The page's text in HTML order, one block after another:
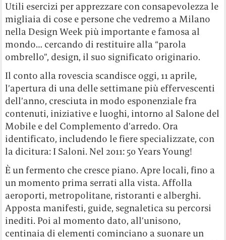
Utili esercizi per apprezzare con consapevolezza le
migliaia di cose e persone che vedremo a Milano
nella Design Week più importante e famosa al
mondo… cercando di restituire alla “parola
ombrello”, design, il suo significato originario.
Il conto alla rovescia scandisce oggi, 11 aprile,
l’apertura di una delle settimane più effervescenti
dell’anno, cresciuta in modo esponenziale fra
contenuti, iniziative e luoghi, intorno al Salone del
Mobile e del Complemento d’arredo. Ora
identificato, includendo le fiere specializzate, con
la dicitura: I Saloni. Nel 2011: 50 Years Young!
È un fermento che cresce piano. Apre locali, fino a
un momento prima serrati alla vista. Affolla
aeroporti, metropolitane, ristoranti e alberghi.
Apposta manifesti, guide, segnaletica su percorsi
inediti. Poi al momento dato, all’unisono,
centinaia di elementi cominciano a suonare un